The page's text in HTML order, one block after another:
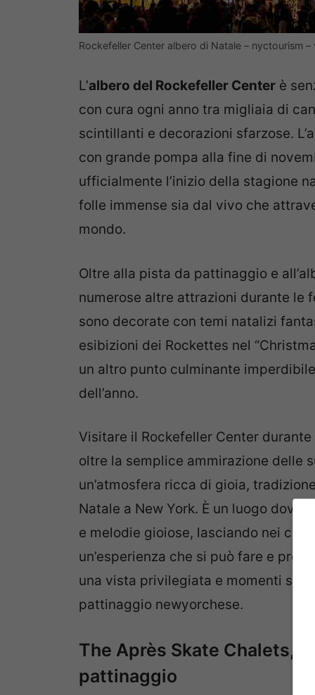
Rockefeller Center albero di Natale – nyctourism
L’albero del Rockefeller Center è
con cura ogni anno tra migliaia di
scintillanti e decorazioni sfarzose.
con grande pompa alla fine di
ufficialmente l’inizio della stagione
folle immense sia dal vivo che
mondo.
Oltre alla pista da pattinaggio e
numerose altre attrazioni durante le
sono decorate con temi natalizi
esibizioni dei Rockettes nel
un altro punto culminante
dell’anno.
Visitare il Rockefeller Center
oltre la semplice ammirazione delle
un’atmosfera ricca di gioia,
Natale a New York. È un luogo dove
e melodie gioiose, lasciando nei
un’esperienza che si può fare e
una vista privilegiata e momenti
pattinaggio newyorchese.
The Après Skate Chalets,
pattinaggio